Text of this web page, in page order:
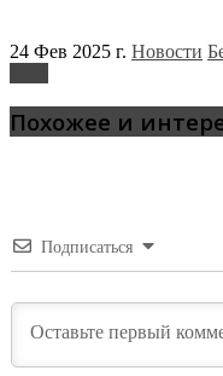
24 Фев 2025 г. Новости
Похожее и
Подписаться